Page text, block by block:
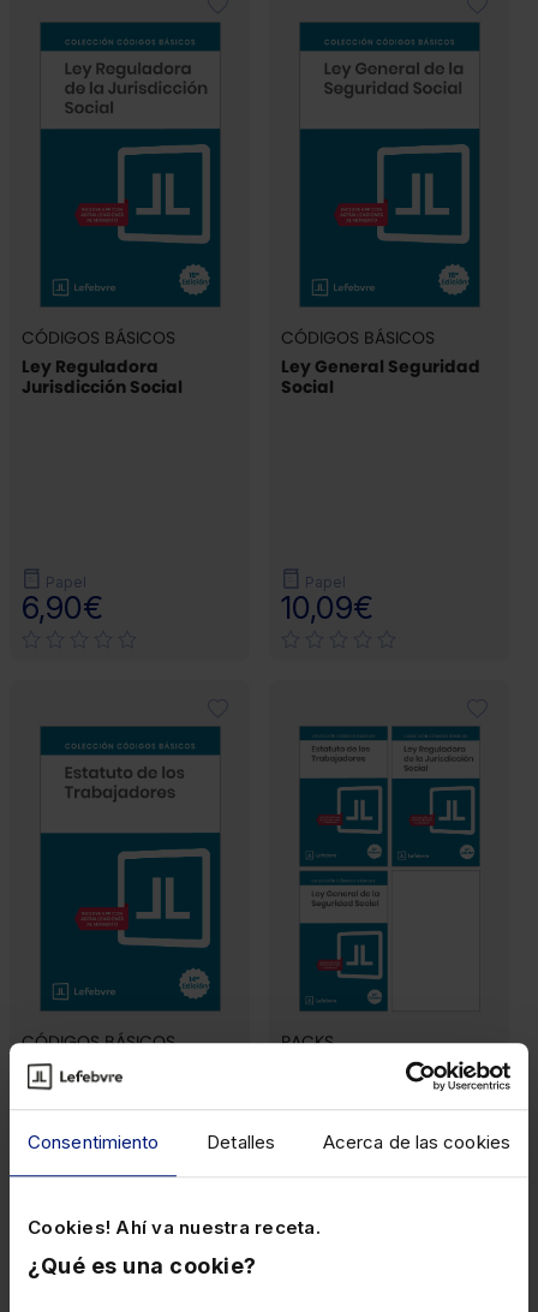
Consentimiento Detalles Acerca de las cookies
Cookies! Ahí va nuestra receta.
¿Qué es una cookie?
CÓDIGOS BÁSICOS
Ley Reguladora
Jurisdicción Social
Papel
6,90€
CÓDIGOS BÁSICOS
Ley General Seguridad
Social
Papel
10,09€
CÓDIGOS BÁSICOS
Estatuto de los
Trabajadores
PACKS
Pack Códigos Básicos